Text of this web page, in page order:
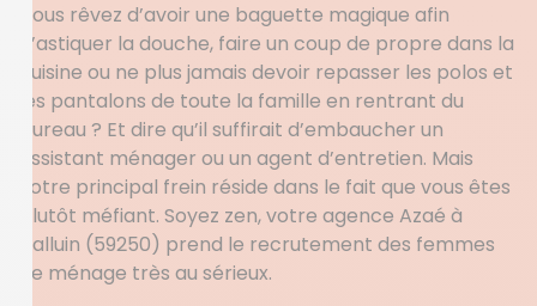
Vous rêvez d’avoir une baguette magique afin
d’astiquer la douche, faire un coup de propre dans la
cuisine ou ne plus jamais devoir repasser les polos et
les pantalons de toute la famille en rentrant du
bureau ? Et dire qu’il suffirait d’embaucher un
assistant ménager ou un agent d’entretien. Mais
votre principal frein réside dans le fait que vous êtes
plutôt méfiant. Soyez zen, votre agence Azaé à
Halluin (59250) prend le recrutement des femmes
de ménage très au sérieux.